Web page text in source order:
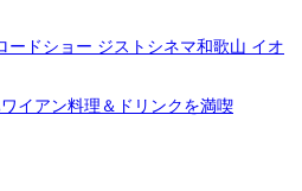
ードショー ジストシネマ和歌山 イオ
イアン料理＆ドリンクを満喫